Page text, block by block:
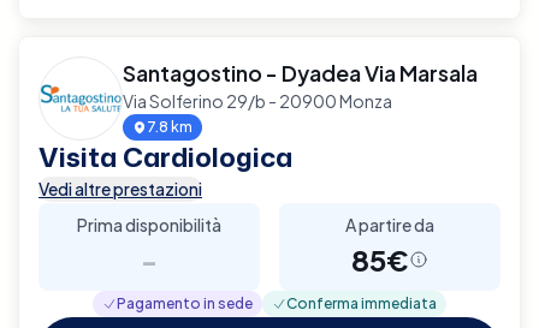
Santagostino - Dyadea Via Marsala
Via Solferino 29/b - 20900 Monza
7.8 km
Visita Cardiologica
Vedi altre prestazioni
Prima disponibilità
-
A partire da
85€
Pagamento in sede Conferma immediata